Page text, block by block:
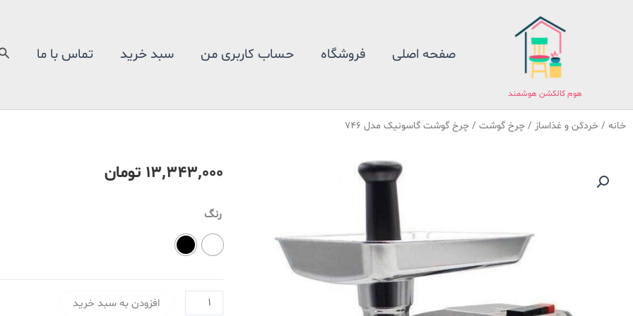
هوم کالکشن هوشمند
صفحه اصلی فروشگاه حساب کاربری من سبد خرید تماس با ما
خانه / خردکن و غذاساز / چرخ گوشت / چرخ گوشت گاسونیک مدل 746
۱۳٬۳۴۳٬۰۰۰ تومان
رنگ
چرخ
گوشت
گاسونیک
746
عدد
افزودن به سبد خرید